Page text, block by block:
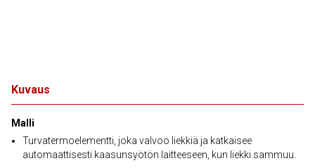
Kuvaus
Malli
Turvatermoelementti, joka valvoo liekkiä ja katkaisee
automaattisesti kaasunsyötön laitteeseen, kun liekki sammuu.